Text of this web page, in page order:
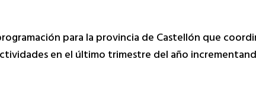
para la provincia de Castellón que
en el último trimestre del año